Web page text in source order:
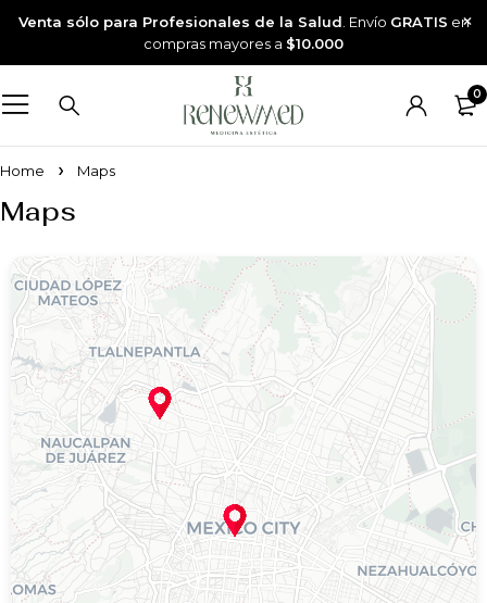
Venta sólo para Profesionales de la Salud . Envío GRATIS en
compras mayores a $10.000
0
Home Maps
Maps